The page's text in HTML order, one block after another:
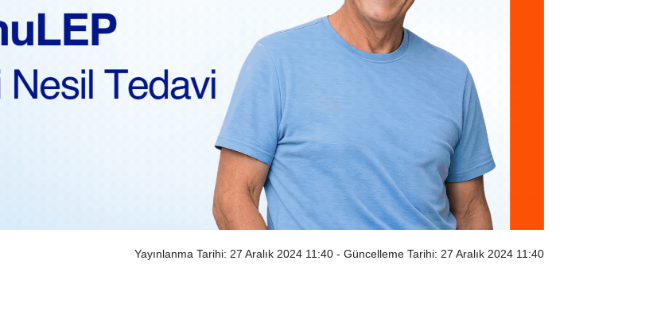
Yayınlanma Tarihi: 27 Aralık 2024 11:40 - Güncelleme Tarihi: 27 Aralık 2024 11:40